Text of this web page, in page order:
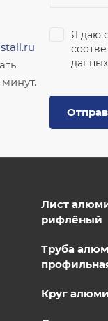
Я даю
данных
Лист
рифлёный
Труба
Круг